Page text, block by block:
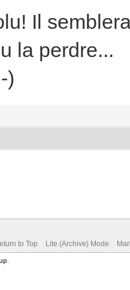
Il
la perdre...
)
to Top Lite (Archive) Mode